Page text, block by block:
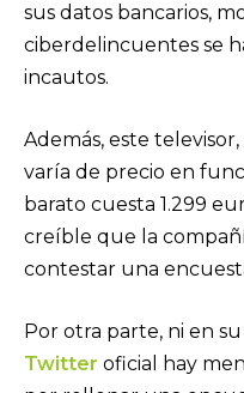
sus datos bancarios,
ciberdelincuentes se
incautos.
Además, este
varía de precio en
barato cuesta 1.299
creíble que la
contestar una
Por otra parte, ni en
Twitter oficial hay